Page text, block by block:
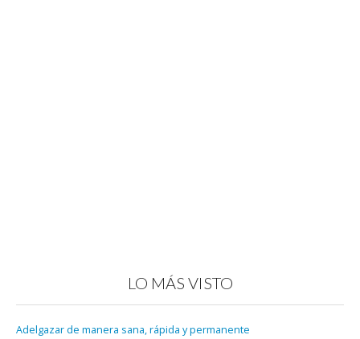
LO MÁS VISTO
Adelgazar de manera sana, rápida y permanente